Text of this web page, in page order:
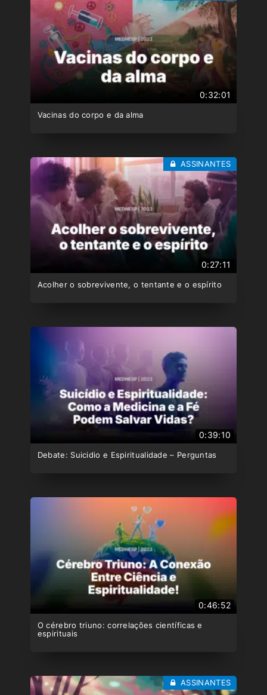
0:32:01
Vacinas do corpo e da alma
0:27:11
Acolher o sobrevivente, o tentante e o espírito
ASSINANTES
0:39:10
Debate: Suicidio e Espiritualidade – Perguntas
0:46:52
O cérebro triuno: correlações científicas e
espirituais
ASSINANTES